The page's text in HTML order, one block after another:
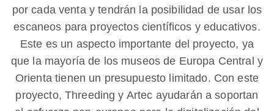
por cada venta y tendrán la posibilidad de usar los
escaneos para proyectos científicos y educativos.
Este es un aspecto importante del proyecto, ya
que la mayoría de los museos de Europa Central y
Orienta tienen un presupuesto limitado. Con este
proyecto, Threeding y Artec ayudarán a soportan